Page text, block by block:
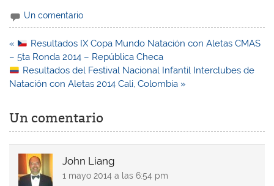
Un comentario
Navegación
de
entradas
«
Resultados IX Copa Mundo Natación con Aletas CMAS
– 5ta Ronda 2014 – República Checa
Resultados del Festival Nacional Infantil Interclubes de
Natación con Aletas 2014 Cali, Colombia »
Un comentario
John Liang
1 mayo 2014 a las 6:54 pm